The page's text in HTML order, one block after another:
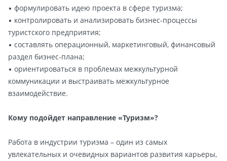
• формулировать идею проекта в сфере туризма;
• контролировать и анализировать бизнес-процессы
туристского предприятия;
• составлять операционный, маркетинговый, финансовый
раздел бизнес-плана;
• ориентироваться в проблемах межкультурной
коммуникации и выстраивать межкультурное
взаимодействие.
Кому подойдет направление «Туризм»?
Работа в индустрии туризма – один из самых
увлекательных и очевидных вариантов развития карьеры,